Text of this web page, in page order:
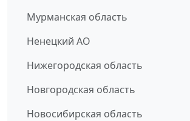
Мурманская область
Ненецкий АО
Нижегородская область
Новгородская область
Новосибирская область